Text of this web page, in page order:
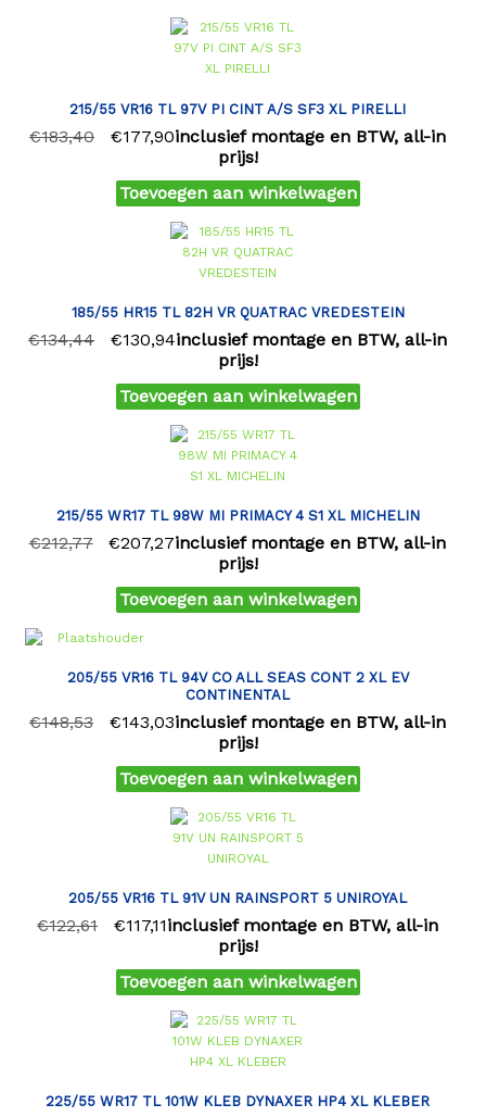
215/55 VR16 TL 97V PI CINT A/S SF3 XL PIRELLI
€183,40 €177,90inclusief montage en BTW, all-in
prijs!
Toevoegen aan winkelwagen
185/55 HR15 TL 82H VR QUATRAC VREDESTEIN
€134,44 €130,94inclusief montage en BTW, all-in
prijs!
Toevoegen aan winkelwagen
215/55 WR17 TL 98W MI PRIMACY 4 S1 XL MICHELIN
€212,77 €207,27inclusief montage en BTW, all-in
prijs!
Toevoegen aan winkelwagen
205/55 VR16 TL 94V CO ALL SEAS CONT 2 XL EV
CONTINENTAL
€148,53 €143,03inclusief montage en BTW, all-in
prijs!
Toevoegen aan winkelwagen
205/55 VR16 TL 91V UN RAINSPORT 5 UNIROYAL
€122,61 €117,11inclusief montage en BTW, all-in
prijs!
Toevoegen aan winkelwagen
225/55 WR17 TL 101W KLEB DYNAXER HP4 XL KLEBER